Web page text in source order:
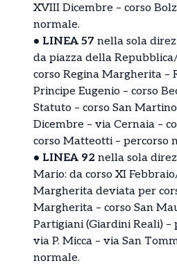
XVIII Dicembre – corso
normale.
• LINEA 57 nella sola
da piazza della
corso Regina Margherita –
Principe Eugenio – corso
Statuto – corso San
Dicembre – via Cernaia –
corso Matteotti – percorso
• LINEA 92 nella sola
Mario: da corso XI
Margherita deviata per
Margherita – corso San
Partigiani (Giardini Reali) –
via P. Micca – via San
normale.